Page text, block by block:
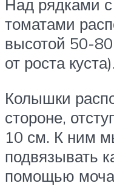
Над рядками
томатами
высотой 50-
от роста куста).
Колышки
стороне,
10 см. К ним
подвязывать
помощью